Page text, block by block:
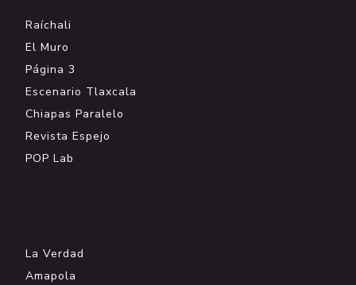
Raíchali
El Muro
Página 3
Escenario Tlaxcala
Chiapas Paralelo
Revista Espejo
POP Lab
La Verdad
Amapola